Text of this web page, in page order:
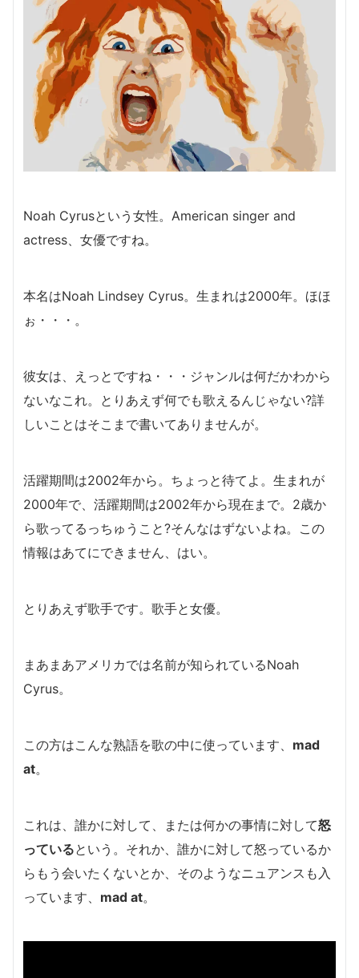
Noah Cyrusという女性。American singer and
actress、女優ですね。
本名はNoah Lindsey Cyrus。生まれは2000年。ほほ
ぉ・・・。
彼女は、えっとですね・・・ジャンルは何だかわから
ないなこれ。とりあえず何でも歌えるんじゃない?詳
しいことはそこまで書いてありませんが。
活躍期間は2002年から。ちょっと待てよ。生まれが
2000年で、活躍期間は2002年から現在まで。2歳か
ら歌ってるっちゅうこと?そんなはずないよね。この
情報はあてにできません、はい。
とりあえず歌手です。歌手と女優。
まあまあアメリカでは名前が知られているNoah
Cyrus。
この方はこんな熟語を歌の中に使っています、 mad
at。
これは、誰かに対して、または何かの事情に対して怒
っているという。それか、誰かに対して怒っているか
らもう会いたくないとか、そのようなニュアンスも入
っています、 mad at。